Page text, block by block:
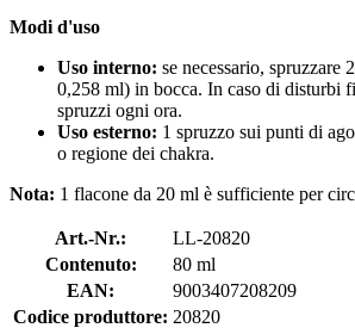
Modi d'uso
Uso interno: se necessario, spruzzare
0,258 ml) in bocca. In caso di disturbi
spruzzi ogni ora.
Uso esterno: 1 spruzzo sui punti di
o regione dei chakra.
Nota: 1 flacone da 20 ml è sufficiente per
Art.-Nr.:
LL-20820
Contenuto:
80 ml
EAN:
9003407208209
Codice produttore: 20820